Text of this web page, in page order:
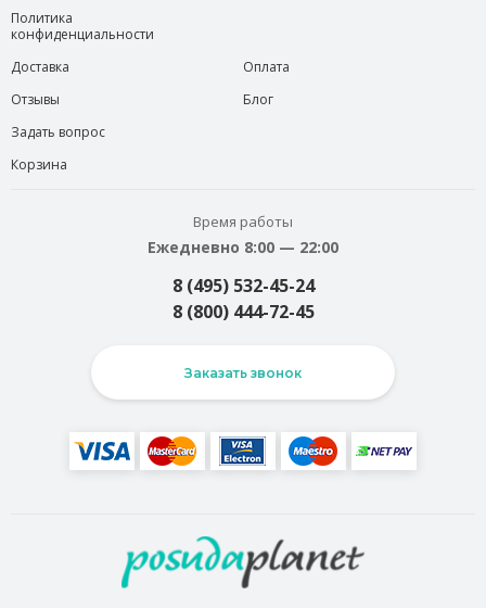
Политика
конфиденциальности
Доставка
Отзывы
Задать вопрос
Корзина
Оплата
Блог
Время работы
Ежедневно 8:00 — 22:00
8 (495) 532-45-24
8 (800) 444-72-45
Заказать звонок